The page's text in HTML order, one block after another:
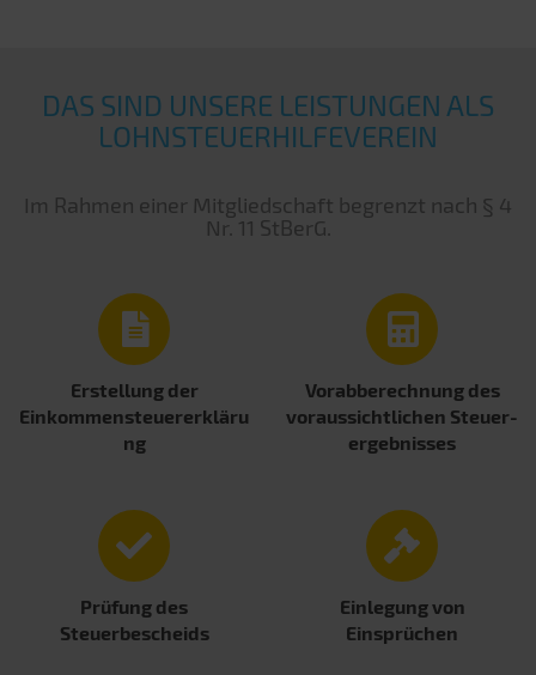
DAS SIND UNSERE LEISTUNGEN ALS
LOHNSTEUERHILFEVEREIN
Im Rahmen einer Mitgliedschaft begrenzt nach § 4
Nr. 11 StBerG.
Erstellung der
Einkommensteuererkläru
ng
Vorabberechnung des
voraussichtlichen Steuer­
ergebnisses
Prüfung des
Steuerbescheids
Einlegung von
Einsprüchen